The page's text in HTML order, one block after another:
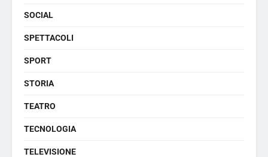
SOCIAL
SPETTACOLI
SPORT
STORIA
TEATRO
TECNOLOGIA
TELEVISIONE